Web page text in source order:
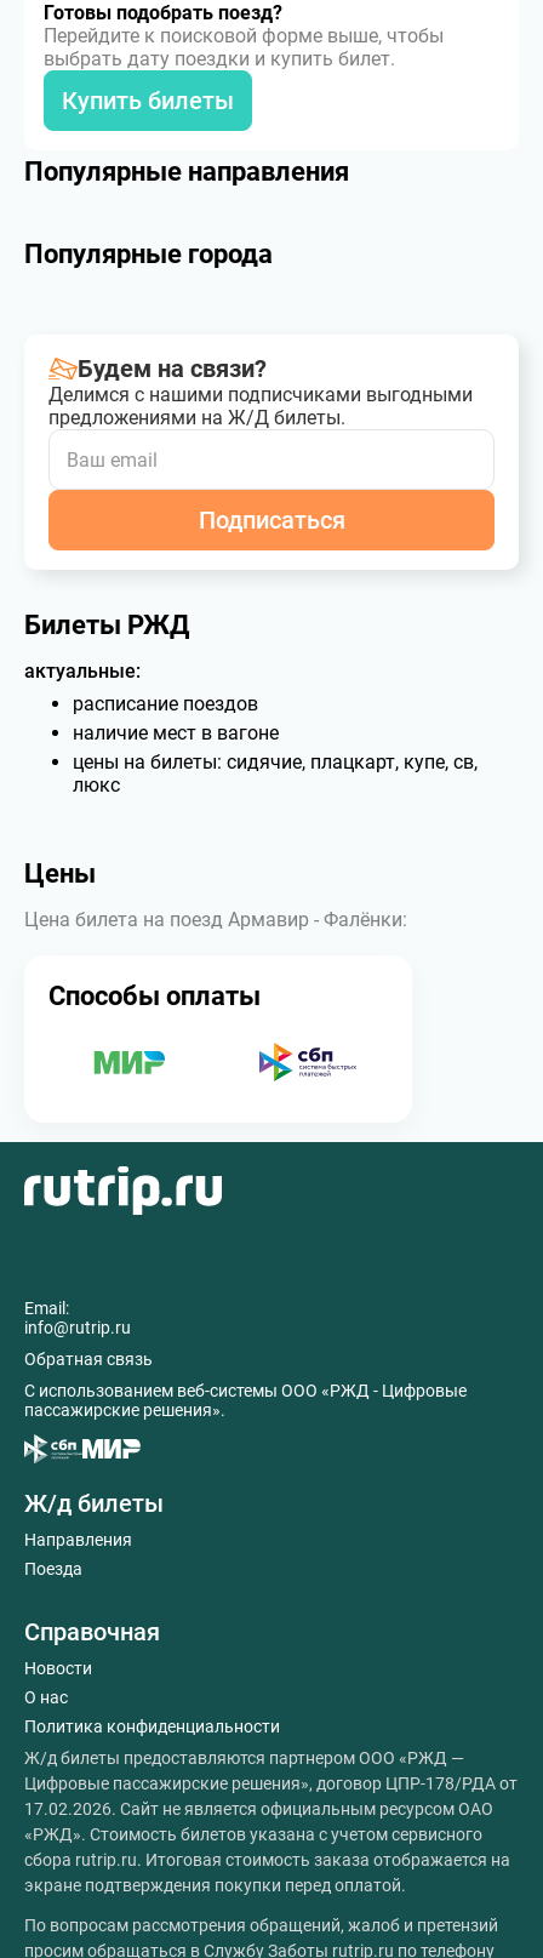
Готовы подобрать поезд?
Перейдите к поисковой форме выше, чтобы
выбрать дату поездки и купить билет.
Купить билеты
Популярные направления
Популярные города
Будем на связи?
Делимся с нашими подписчиками выгодными
предложениями на Ж/Д билеты.
Подписаться
Билеты РЖД
актуальные:
расписание поездов
наличие мест в вагоне
цены на билеты: сидячие, плацкарт, купе, св,
люкс
Цены
Цена билета на поезд Армавир - Фалёнки:
Способы оплаты
Email:
info@rutrip.ru
Обратная связь
C использованием веб-системы ООО «РЖД - Цифровые
пассажирские решения».
Ж/д билеты
Направления
Поезда
Справочная
Новости
О нас
Политика конфиденциальности
Ж/д билеты предоставляются партнером ООО «РЖД —
Цифровые пассажирские решения», договор ЦПР-178/РДА от
17.02.2026. Сайт не является официальным ресурсом ОАО
«РЖД». Стоимость билетов указана с учетом сервисного
сбора rutrip.ru. Итоговая стоимость заказа отображается на
экране подтверждения покупки перед оплатой.
По вопросам рассмотрения обращений, жалоб и претензий
просим обращаться в Службу Заботы rutrip.ru по телефону